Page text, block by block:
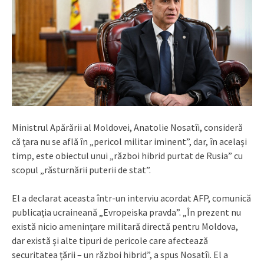
Ministrul Apărării al Moldovei, Anatolie Nosatîi, consideră
că țara nu se află în „pericol militar iminent”, dar, în același
timp, este obiectul unui „război hibrid purtat de Rusia” cu
scopul „răsturnării puterii de stat”.
El a declarat aceasta într-un interviu acordat AFP, comunică
publicaţia ucraineană „Evropeiska pravda”. „În prezent nu
există nicio amenințare militară directă pentru Moldova,
dar există și alte tipuri de pericole care afectează
securitatea țării – un război hibrid”, a spus Nosatîi. El a